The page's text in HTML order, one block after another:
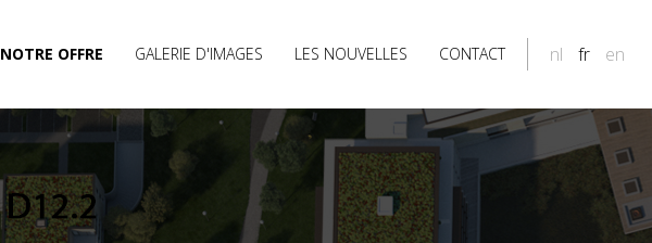
nl fr en
NOTRE OFFRE GALERIE D'IMAGES LES NOUVELLES CONTACT